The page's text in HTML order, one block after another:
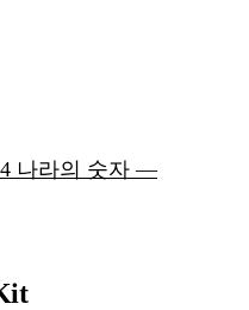
나라의 숫자 —